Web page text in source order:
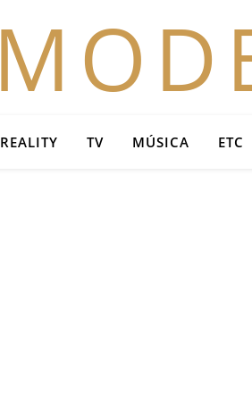
REALITY TV MÚSICA ETC